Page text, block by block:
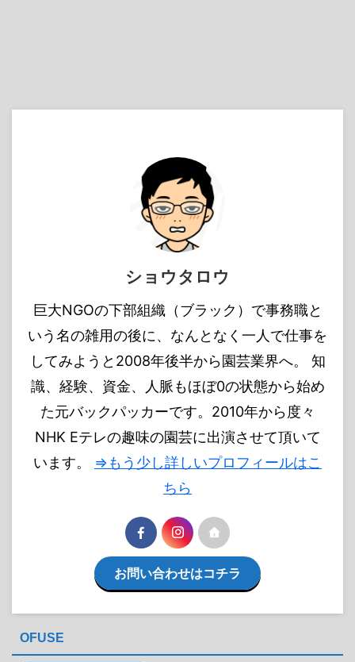
ショウタロウ
巨大NGOの下部組織（ブラック）で事務職と
いう名の雑用の後に、なんとなく一人で仕事を
してみようと2008年後半から園芸業界へ。 知
識、経験、資金、人脈もほぼ0の状態から始め
た元バックパッカーです。2010年から度々
NHK Eテレの趣味の園芸に出演させて頂いて
います。 ⇒もう少し詳しいプロフィールはこ
ちら
お問い合わせはコチラ
OFUSE